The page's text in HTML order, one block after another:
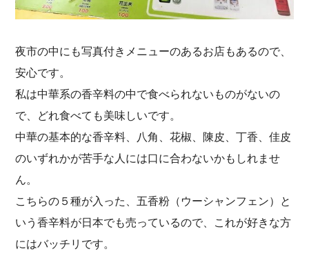
夜市の中にも写真付きメニューのあるお店もあるので、
安心です。
私は中華系の香辛料の中で食べられないものがないの
で、どれ食べても美味しいです。
中華の基本的な香辛料、八角、花椒、陳皮、丁香、佳皮
のいずれかが苦手な人には口に合わないかもしれませ
ん。
こちらの５種が入った、五香粉（ウーシャンフェン）と
いう香辛料が日本でも売っているので、これが好きな方
にはバッチリです。